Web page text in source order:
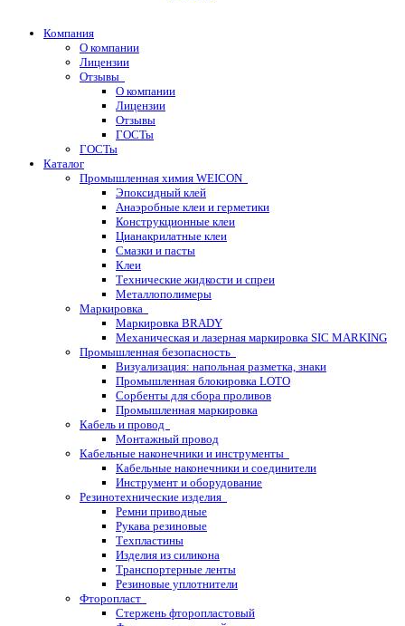
Компания
О компании
Лицензии
Отзывы
О компании
Лицензии
Отзывы
ГОСТы
ГОСТы
Каталог
Промышленная химия WEICON
Эпоксидный клей
Анаэробные клеи и герметики
Конструкционные клеи
Цианакрилатные клеи
Смазки и пасты
Клеи
Технические жидкости и спреи
Металлополимеры
Маркировка
Маркировка BRADY
Механическая и лазерная маркировка SIC MARKING
Промышленная безопасность
Визуализация: напольная разметка, знаки
Промышленная блокировка LOTO
Сорбенты для сбора проливов
Промышленная маркировка
Кабель и провод
Монтажный провод
Кабельные наконечники и инструменты
Кабельные наконечники и соединители
Инструмент и оборудование
Резинотехнические изделия
Ремни приводные
Рукава резиновые
Техпластины
Изделия из силикона
Транспортерные ленты
Резиновые уплотнители
Фторопласт
Стержень фторопластовый